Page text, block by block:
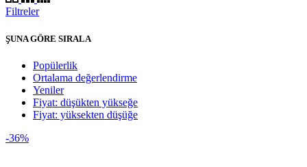
Filtreler
ŞUNA GÖRE SIRALA
Popülerlik
Ortalama değerlendirme
Yeniler
Fiyat: düşükten yükseğe
Fiyat: yüksekten düşüğe
-36%